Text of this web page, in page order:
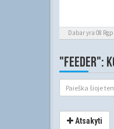
Dabar yra 08 Rgp
"FEEDER":
Atsakyti